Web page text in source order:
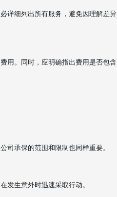
详细列出所有服务，避免因理解差异
用。同时，应明确指出费用是否包含
司承保的范围和限制也同样重要。
发生意外时迅速采取行动。